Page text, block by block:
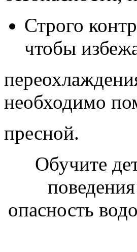
Строго
чтобы
необходимо
пресной.
Обучите
опасность